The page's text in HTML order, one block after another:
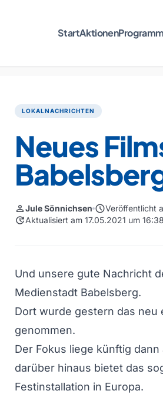
StartAktionenProgramm
LOKALNACHRICHTEN
Neues
personJule Sönnichsen scheduleVeröffentlicht
updateAktualisiert am 17.05.2021 um
Und unsere gute Nachricht
Medienstadt Babelsberg.
Dort wurde gestern das neu
genommen.
Der Fokus liege künftig
darüber hinaus bietet das
Festinstallation in Europa.